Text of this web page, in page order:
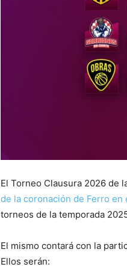
El Torneo Clausura 2026 de
de la coronación de Ferro
torneos de la temporada
El mismo contará con la
Ellos serán: